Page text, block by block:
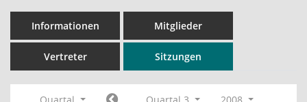
Informationen Mitglieder
Vertreter Sitzungen